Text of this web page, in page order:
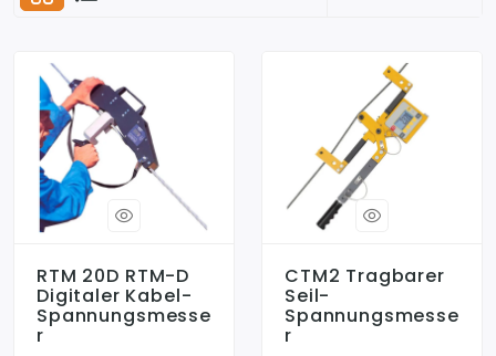
RTM 20D RTM-D
Digitaler Kabel-
Spannungsmesse
R
CTM2 Tragbarer
Seil-
Spannungsmesse
R